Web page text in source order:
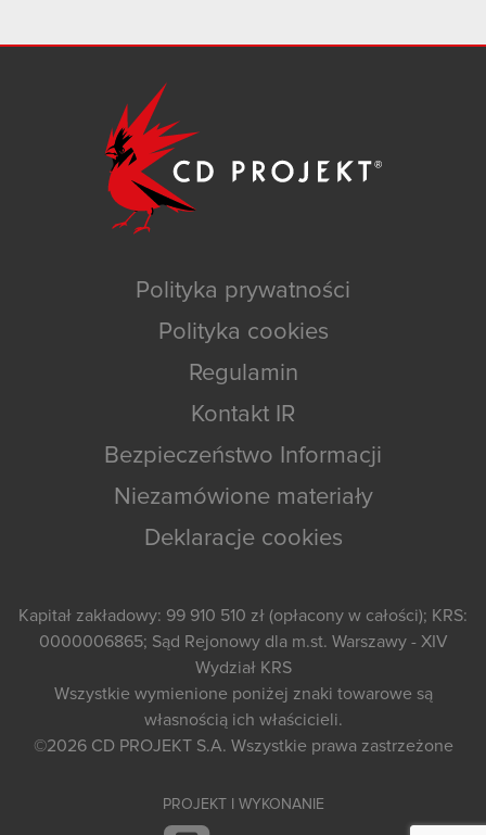
Polityka prywatności
Polityka cookies
Regulamin
Kontakt IR
Bezpieczeństwo Informacji
Niezamówione materiały
Deklaracje cookies
Kapitał zakładowy: 99 910 510 zł (opłacony w całości); KRS:
0000006865; Sąd Rejonowy dla m.st. Warszawy - XIV
Wydział KRS
Wszystkie wymienione poniżej znaki towarowe są
własnością ich właścicieli.
©2026 CD PROJEKT S.A. Wszystkie prawa zastrzeżone
PROJEKT I WYKONANIE